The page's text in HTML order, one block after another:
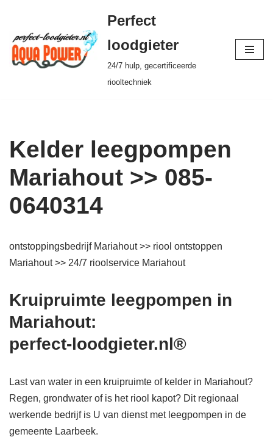
Ga
naar
de
Perfect
loodgieter
24/7 hulp, gecertificeerde
riooltechniek
Kelder leegpompen
Mariahout >> 085-
0640314
ontstoppingsbedrijf Mariahout >> riool ontstoppen
Mariahout >> 24/7 rioolservice Mariahout
Kruipruimte leegpompen in
Mariahout:
perfect-loodgieter.nl®
Last van water in een kruipruimte of kelder in Mariahout?
Regen, grondwater of is het riool kapot? Dit regionaal
werkende bedrijf is U van dienst met leegpompen in de
gemeente Laarbeek.